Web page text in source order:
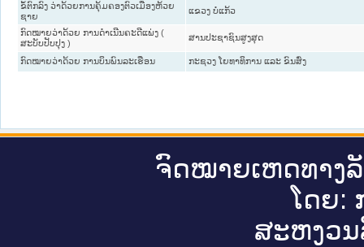
ຂໍ້ຕົກລົງ ວ່າດ້ວຍການຄຸ້ມຄອງຕົວເມືອງຫ້ວຍ
ຊາຍ
ແຂວງ ບໍ່ແກ້ວ
ກົດໝາຍວ່າດ້ວຍ ການດຳເນີນຄະດີແພ່ງ (
ສະບັບປັບປຸງ )
ສານປະຊາຊົນສູງສຸດ
ກົດໝາຍວ່າດ້ວຍ ການບິນພົນລະເຮືອນ ກະຊວງ ໂຍທາທິການ ແລະ ຂົນສົ່ງ
ຈົດ​ໝາຍ​ເຫດ​ທາງ​
ໂດຍ:
ສະ​ຫງວນ​